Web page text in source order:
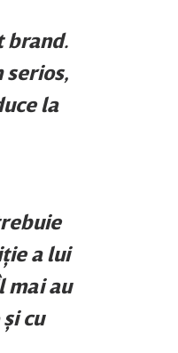
brand.
serios,
la
a lui
mai au
cu